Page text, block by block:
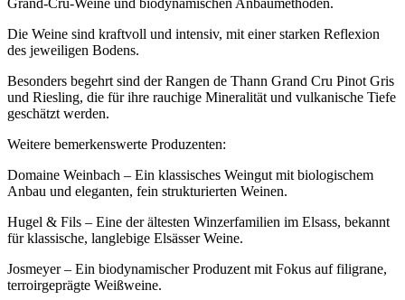
Grand-Cru-Weine und biodynamischen Anbaumethoden.
Die Weine sind kraftvoll und intensiv, mit einer starken Reflexion
des jeweiligen Bodens.
Besonders begehrt sind der Rangen de Thann Grand Cru Pinot Gris
und Riesling, die für ihre rauchige Mineralität und vulkanische Tiefe
geschätzt werden.
Weitere bemerkenswerte Produzenten:
Domaine Weinbach – Ein klassisches Weingut mit biologischem
Anbau und eleganten, fein strukturierten Weinen.
Hugel & Fils – Eine der ältesten Winzerfamilien im Elsass, bekannt
für klassische, langlebige Elsässer Weine.
Josmeyer – Ein biodynamischer Produzent mit Fokus auf filigrane,
terroirgeprägte Weißweine.